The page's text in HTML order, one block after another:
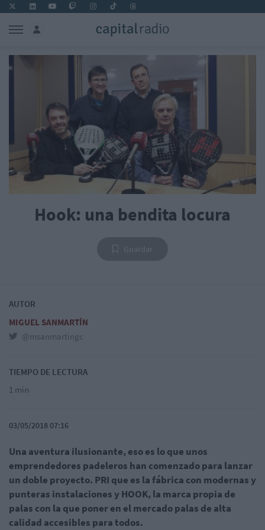
Hook: una bendita locura
AUTOR
MIGUEL SANMARTÍN
@msanmartingc
TIEMPO DE LECTURA
1 min
03/05/2018 07:16
Una aventura ilusionante, eso es lo que unos
emprendedores padeleros han comenzado para lanzar
un doble proyecto. PRI que es la fábrica con modernas y
punteras instalaciones y HOOK, la marca propia de
palas con la que poner en el mercado palas de alta
calidad accesibles para todos.